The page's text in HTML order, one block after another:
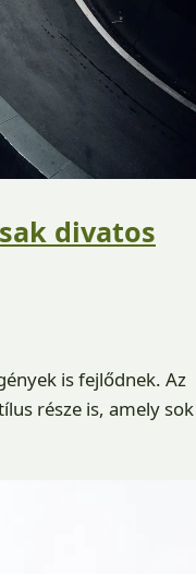
divatos
is fejlődnek. Az
része is, amely sok